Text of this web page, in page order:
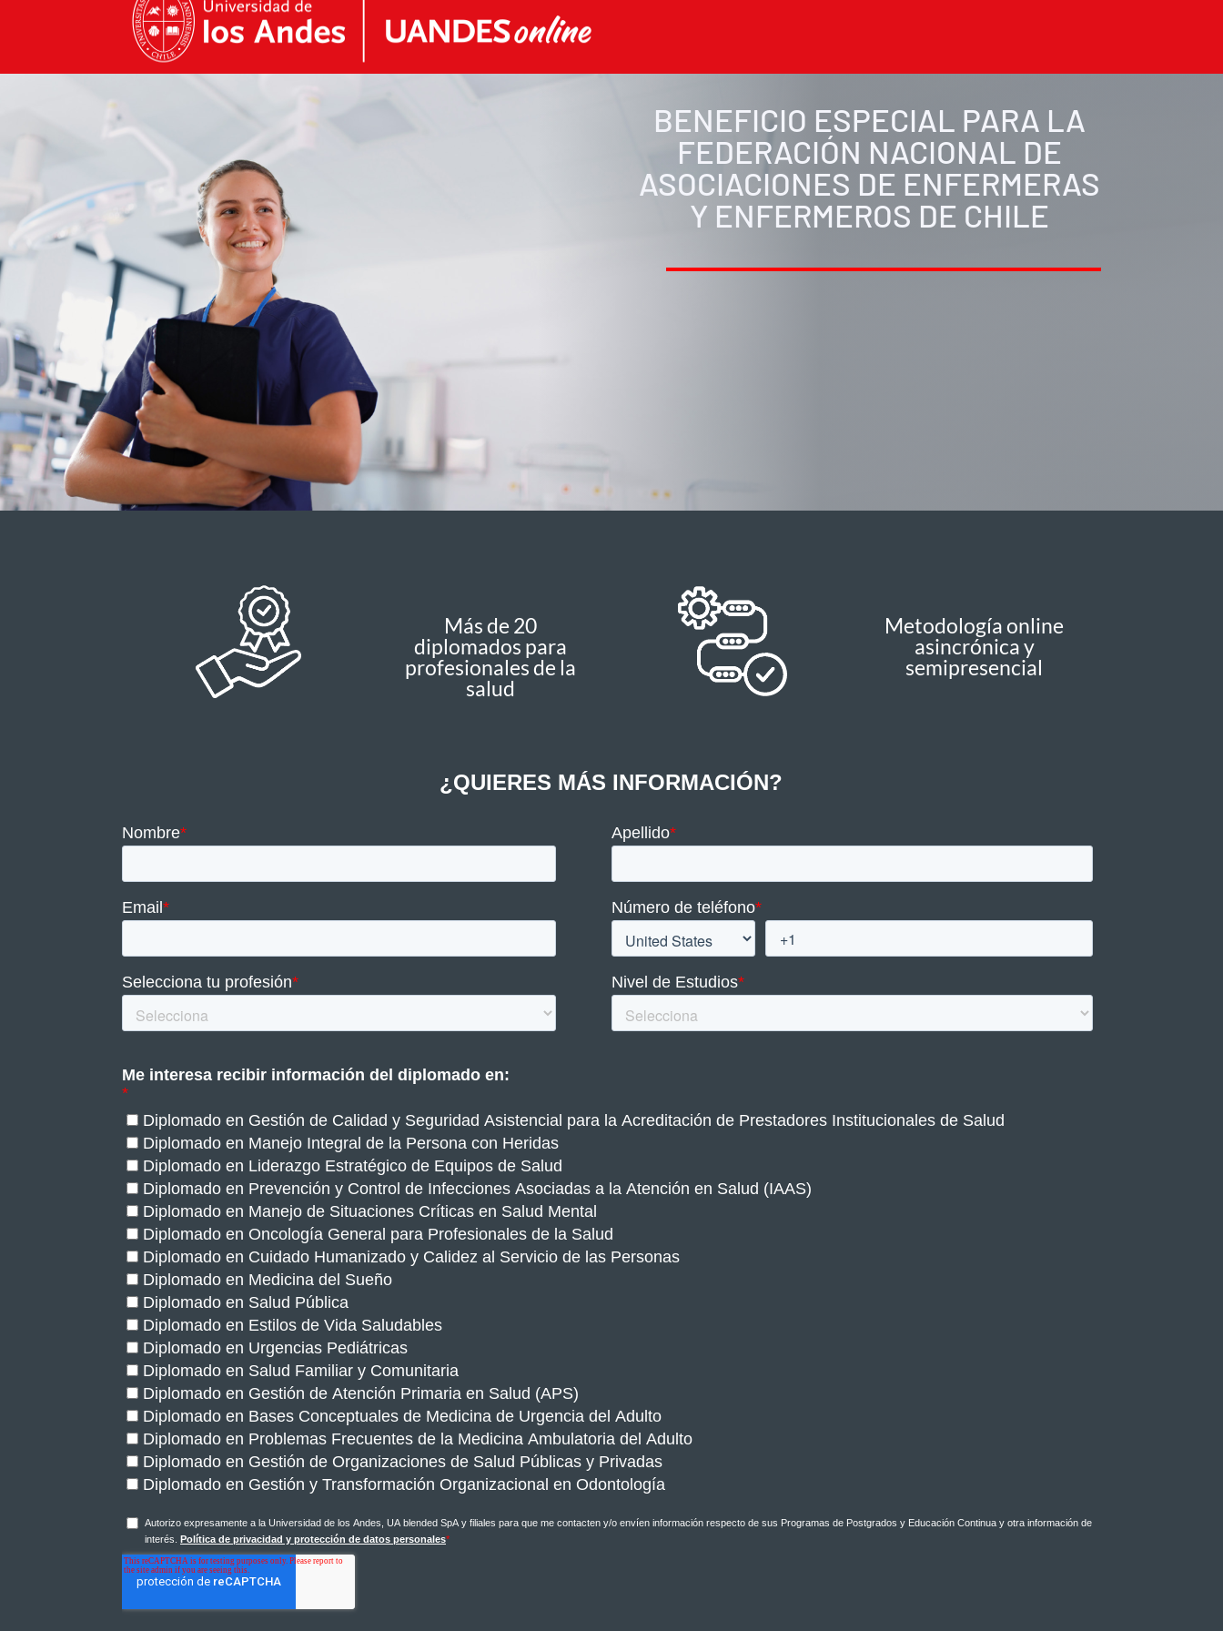
BENEFICIO ESPECIAL PARA LA
FEDERACIÓN NACIONAL DE
ASOCIACIONES DE ENFERMERAS
Y ENFERMEROS DE CHILE
Más de 20
diplomados para
profesionales de la
salud
Metodología online
asincrónica y
semipresencial